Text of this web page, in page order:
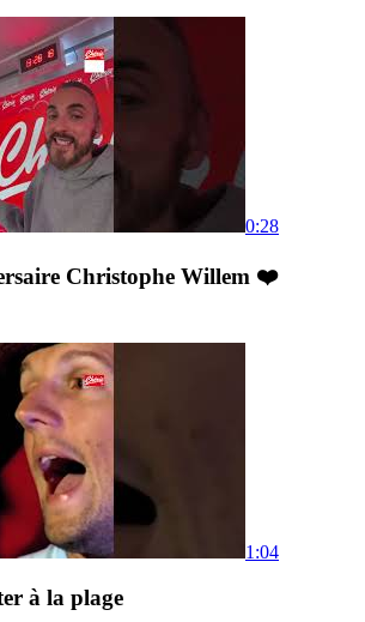
0:28
Christophe Willem ❤️
1:04
à la plage